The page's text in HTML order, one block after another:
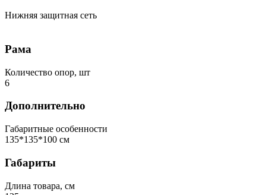
Нижняя защитная сеть
Рама
Количество опор, шт
6
Дополнительно
Габаритные особенности
135*135*100 см
Габариты
Длина товара, см